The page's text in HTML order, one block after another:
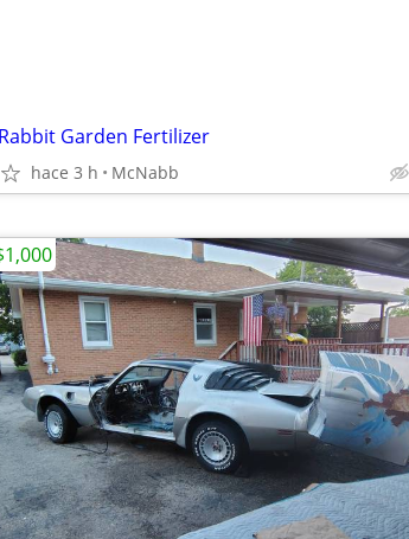
Rabbit Garden Fertilizer
hace 3 h McNabb